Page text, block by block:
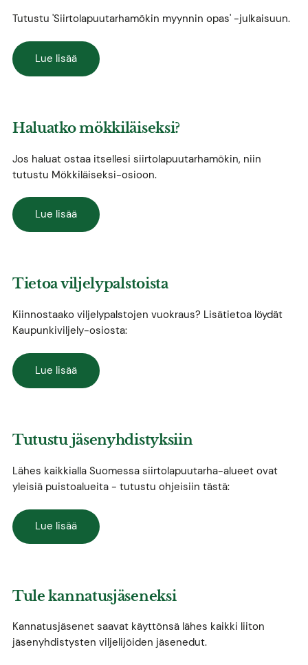
Tutustu 'Siirtolapuutarhamökin myynnin opas' -julkaisuun.
Lue lisää
Haluatko mökkiläiseksi?
Jos haluat ostaa itsellesi siirtolapuutarhamökin, niin
tutustu Mökkiläiseksi-osioon.
Lue lisää
Tietoa viljelypalstoista
Kiinnostaako viljelypalstojen vuokraus? Lisätietoa löydät
Kaupunkiviljely-osiosta:
Lue lisää
Tutustu jäsenyhdistyksiin
Lähes kaikkialla Suomessa siirtolapuutarha-alueet ovat
yleisiä puistoalueita - tutustu ohjeisiin tästä:
Lue lisää
Tule kannatusjäseneksi
Kannatusjäsenet saavat käyttönsä lähes kaikki liiton
jäsenyhdistysten viljelijöiden jäsenedut.